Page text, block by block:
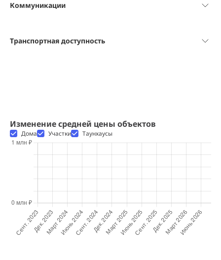
Коммуникации
Транспортная доступность
Изменение средней цены объектов
Дома Участки Таунхаусы